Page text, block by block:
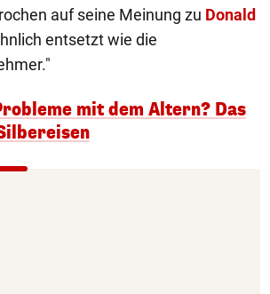
auf seine Meinung zu Donald
entsetzt wie die
mit dem Altern? Das